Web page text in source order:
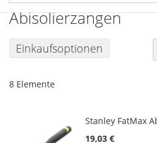
Abisolierzangen
Einkaufsoptionen
8 Elemente
Stanley FatMax
19,03 €